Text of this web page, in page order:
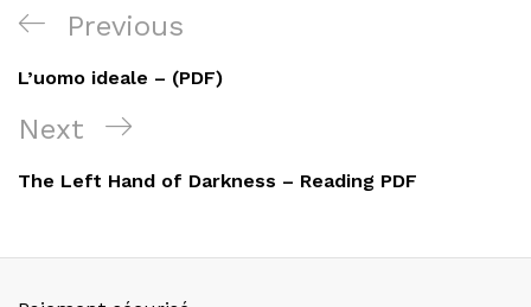
Navigation
de
l’article
Previous
Post
Previous
L’uomo ideale – (PDF)
Next
Post
Next
The Left Hand of Darkness – Reading PDF